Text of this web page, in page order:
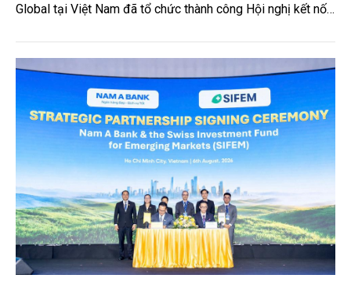
Global tại Việt Nam đã tổ chức thành công Hội nghị kết nối